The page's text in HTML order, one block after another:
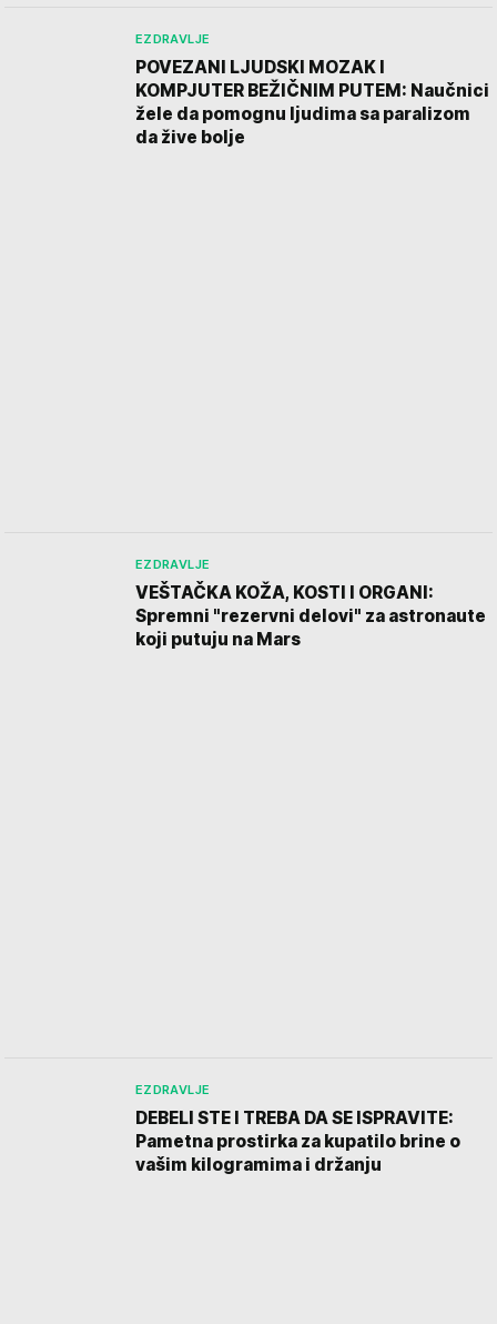
EZDRAVLJE
POVEZANI LJUDSKI MOZAK I
KOMPJUTER BEŽIČNIM PUTEM: Naučnici
žele da pomognu ljudima sa paralizom
da žive bolje
EZDRAVLJE
VEŠTAČKA KOŽA, KOSTI I ORGANI:
Spremni "rezervni delovi" za astronaute
koji putuju na Mars
EZDRAVLJE
DEBELI STE I TREBA DA SE ISPRAVITE:
Pametna prostirka za kupatilo brine o
vašim kilogramima i držanju